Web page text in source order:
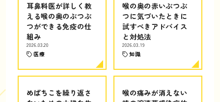
耳鼻科医が詳しく教
える喉の奥のぶつぶ
つができる免疫の仕
組み
2026.03.20
医療
喉の奥の赤いぶつぶ
つに気づいたときに
試すべきアドバイス
と対処法
2026.03.19
知識
めばちこを繰り返さ
喉の痛みが消えない